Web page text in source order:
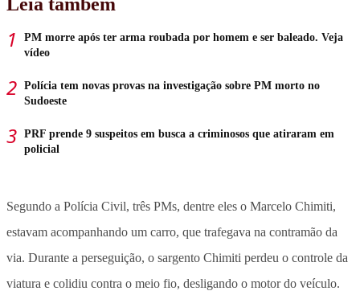
PM morre após ter arma roubada por homem e ser baleado. Veja
vídeo
Polícia tem novas provas na investigação sobre PM morto no
Sudoeste
PRF prende 9 suspeitos em busca a criminosos que atiraram em
policial
Segundo a Polícia Civil, três PMs, dentre eles o Marcelo Chimiti,
estavam acompanhando um carro, que trafegava na contramão da
via. Durante a perseguição, o sargento Chimiti perdeu o controle da
viatura e colidiu contra o meio fio, desligando o motor do veículo.